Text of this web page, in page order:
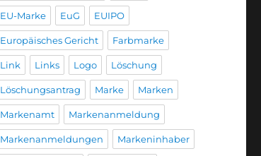
EU-Marke EuG EUIPO
Europäisches Gericht Farbmarke
Link Links Logo Löschung
Löschungsantrag Marke Marken
Markenamt Markenanmeldung
Markenanmeldungen Markeninhaber